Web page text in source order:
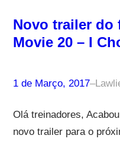
Novo trailer do
Movie 20 – I
1 de Março, 2017–
Olá treinadores,
novo trailer para o